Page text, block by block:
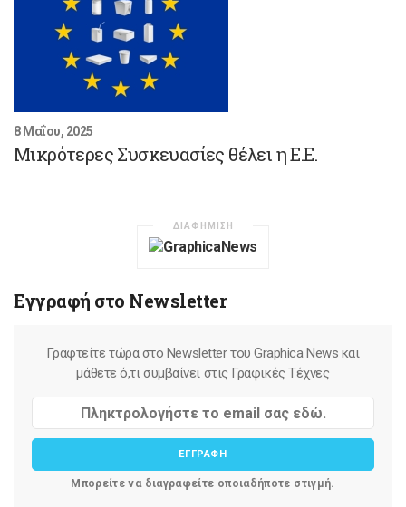
8 Μαΐου, 2025
Μικρότερες Συσκευασίες θέλει η Ε.Ε.
ΔΙΑΦΗΜΙΣΗ
Εγγραφή στο Newsletter
Γραφτείτε τώρα στο Newsletter του Graphica News και
μάθετε ό,τι συμβαίνει στις Γραφικές Τέχνες
ΕΓΓΡΑΦΗ
Μπορείτε να διαγραφείτε οποιαδήποτε στιγμή.